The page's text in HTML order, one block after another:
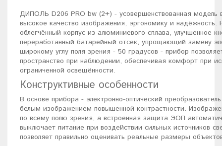
ДИПОЛЬ D206 PRO bw (2+) - усовершенствованная
высокое качество изображения, эргономику и надёжность.
облегчённый корпус из алюминиевого сплава, улучшенное
переработанный батарейный отсек, упрощающий замену
широкому углу поля зрения - 50 градусов - прибор
пространство при наблюдении, обеспечивая комфорт при
ограниченной освещённости.
Конструктивные особенности
В основе прибора - электронно-оптический
белым изображением повышенной контрастности.
по всему полю зрения, а встроенная защита ЭОП
выключает питание при воздействии сильных источников
позволяет правильно оценивать реальные размеры